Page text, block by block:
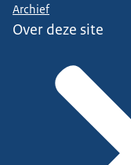
Archief
Over deze site